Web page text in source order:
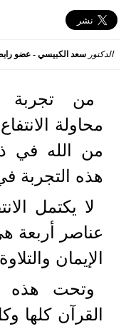
الدكتورسعد الكبيسي - عضو
من تجربة
محاولة
من الله في
هذه التجربة
لا يكتمل
عناصر أربعة
الإيمان
وتحت هذه
القرآن كلها